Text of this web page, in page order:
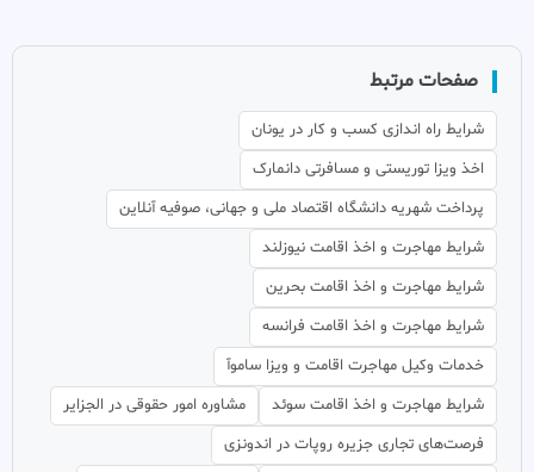
صفحات مرتبط
شرایط راه اندازی کسب و کار در یونان
اخذ ویزا توریستی و مسافرتی دانمارک
پرداخت شهریه دانشگاه اقتصاد ملی و جهانی، صوفیه آنلاین
شرایط مهاجرت و اخذ اقامت نیوزلند
شرایط مهاجرت و اخذ اقامت بحرین
شرایط مهاجرت و اخذ اقامت فرانسه
خدمات وکیل مهاجرت اقامت و ویزا ساموآ
شرایط مهاجرت و اخذ اقامت سوئد
مشاوره امور حقوقی در الجزایر
فرصت‌های تجاری جزیره روپات در اندونزی